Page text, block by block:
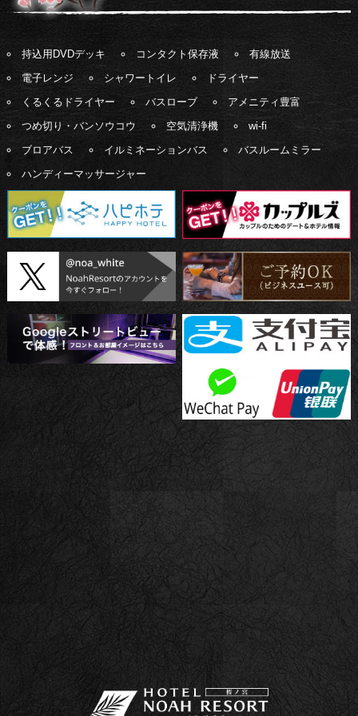
持込用DVDデッキ コンタクト保存液
有線放送
電子レンジ
シャワートイレ
ドライヤー
くるくるドライヤー
バスローブ
アメニティ豊富
つめ切り・バンソウコウ
空気清浄機
wi-fi
ブロアバス
イルミネーションバス
バスルームミラー
ハンディーマッサージャー